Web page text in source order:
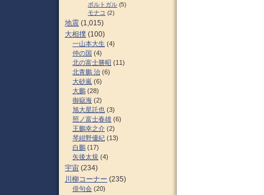
ポルトガル (5)
モナコ (2)
地震 (1,015)
大相撲 (100)
一山本大生 (4)
仲の国 (4)
北の富士勝昭 (11)
北青鵬 治 (6)
大砂嵐 (6)
大鵬 (28)
御嶽海 (2)
旭大星託也 (3)
照ノ富士春雄 (6)
王鵬幸之介 (2)
琴紺野優紀 (13)
白鵬 (17)
矢後太規 (4)
宇宙 (234)
川柳コーナー (235)
俳句会 (20)